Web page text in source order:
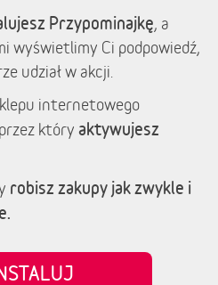
Przypominajkę, a
wyświetlimy Ci podpowiedź,
udział w akcji.
internetowego
który aktywujesz
robisz zakupy jak zwykle i